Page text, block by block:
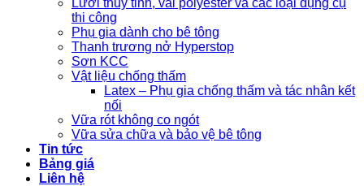
thi công
Phụ gia dành cho bê tông
Thanh trương nở Hyperstop
Sơn KCC
Vật liệu chống thấm
Latex – Phụ gia chống thấm và tác nhân kết
nối
Vữa rót không co ngót
Vữa sửa chữa và bảo vệ bê tông
Tin tức
Bảng giá
Liên hệ